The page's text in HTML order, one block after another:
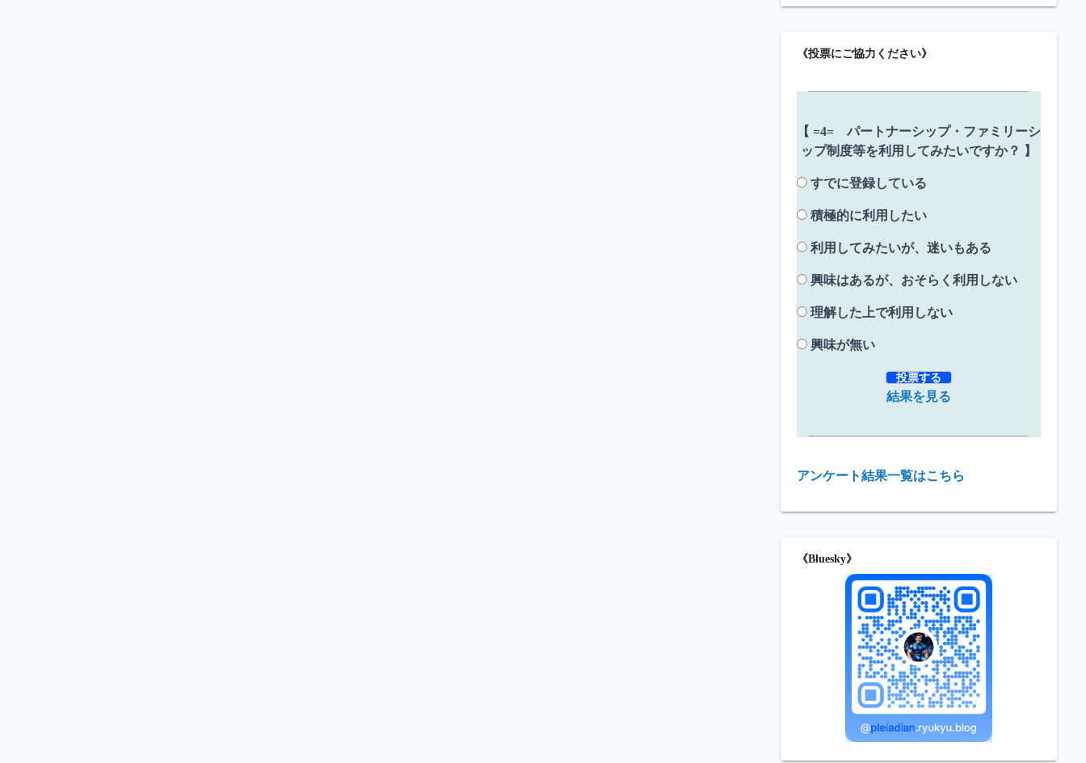
《投票にご協力ください》
【 =4= パートナーシップ・ファミリーシ
ップ制度等を利用してみたいですか？ 】
すでに登録している
積極的に利用したい
利用してみたいが、迷いもある
興味はあるが、おそらく利用しない
理解した上で利用しない
興味が無い
結果を見る
アンケート結果一覧はこちら
《Bluesky》